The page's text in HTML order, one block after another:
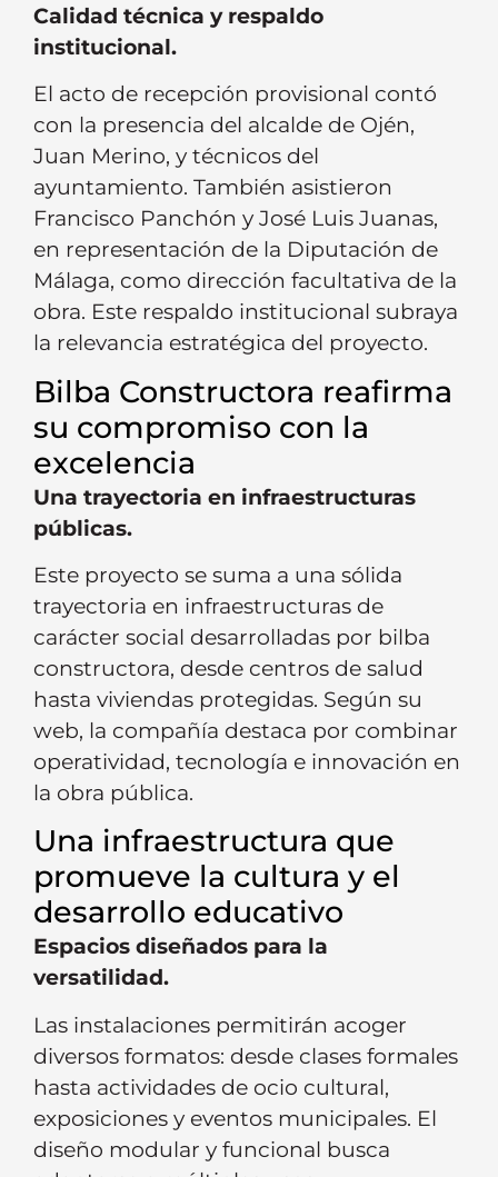
Calidad técnica y respaldo
institucional.
El acto de recepción provisional contó
con la presencia del alcalde de Ojén,
Juan Merino, y técnicos del
ayuntamiento. También asistieron
Francisco Panchón y José Luis Juanas,
en representación de la Diputación de
Málaga, como dirección facultativa de la
obra. Este respaldo institucional subraya
la relevancia estratégica del proyecto.
Bilba Constructora reafirma
su compromiso con la
excelencia
Una trayectoria en infraestructuras
públicas.
Este proyecto se suma a una sólida
trayectoria en infraestructuras de
carácter social desarrolladas por bilba
constructora, desde centros de salud
hasta viviendas protegidas. Según su
web, la compañía destaca por combinar
operatividad, tecnología e innovación en
la obra pública.
Una infraestructura que
promueve la cultura y el
desarrollo educativo
Espacios diseñados para la
versatilidad.
Las instalaciones permitirán acoger
diversos formatos: desde clases formales
hasta actividades de ocio cultural,
exposiciones y eventos municipales. El
diseño modular y funcional busca